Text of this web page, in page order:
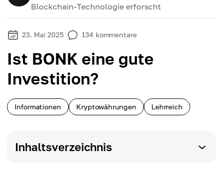
Blockchain-Technologie erforscht
23. Mai 2025 134 kommentare
Ist BONK eine gute
Investition?
Informationen Kryptowährungen Lehrreich
Inhaltsverzeichnis